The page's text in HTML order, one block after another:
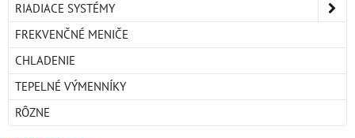
RIADIACE SYSTÉMY
FREKVENČNÉ MENIČE
CHLADENIE
TEPELNÉ VÝMENNÍKY
RÔZNE